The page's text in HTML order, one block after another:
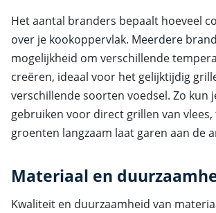
Het aantal branders bepaalt hoeveel
over je kookoppervlak. Meerdere
mogelijkheid om verschillende
creëren, ideaal voor het gelijktijdig
verschillende soorten voedsel. Zo kun
gebruiken voor direct grillen van
groenten langzaam laat garen aan de
Materiaal en
Kwaliteit en duurzaamheid van